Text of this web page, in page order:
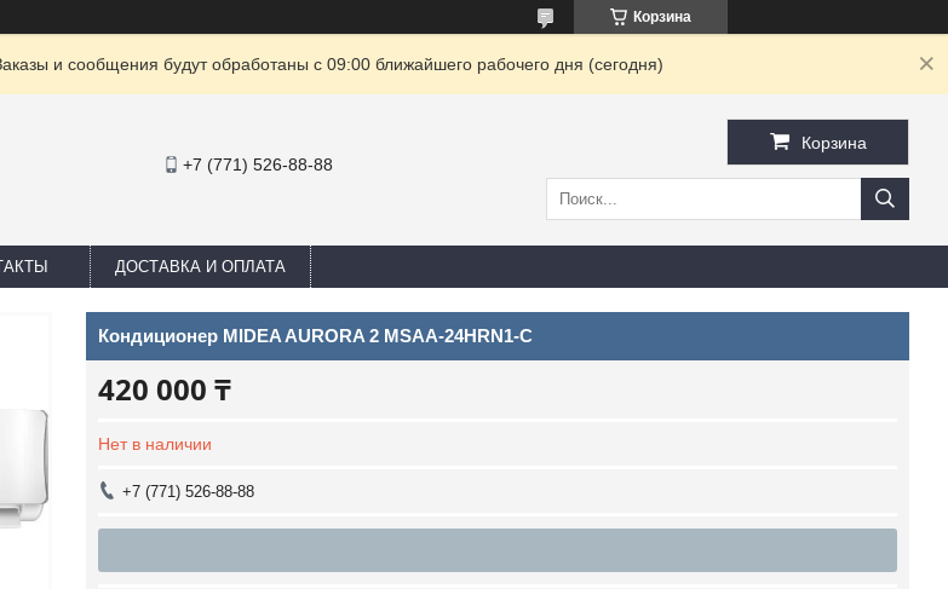
Корзина
и сообщения будут обработаны с 09:00 ближайшего рабочего дня (сегодня)
+7 (771) 526-88-88
Корзина
ДОСТАВКА И ОПЛАТА
Кондиционер MIDEA AURORA 2 MSAA-24HRN1-С
420 000 ₸
Нет в наличии
+7 (771) 526-88-88